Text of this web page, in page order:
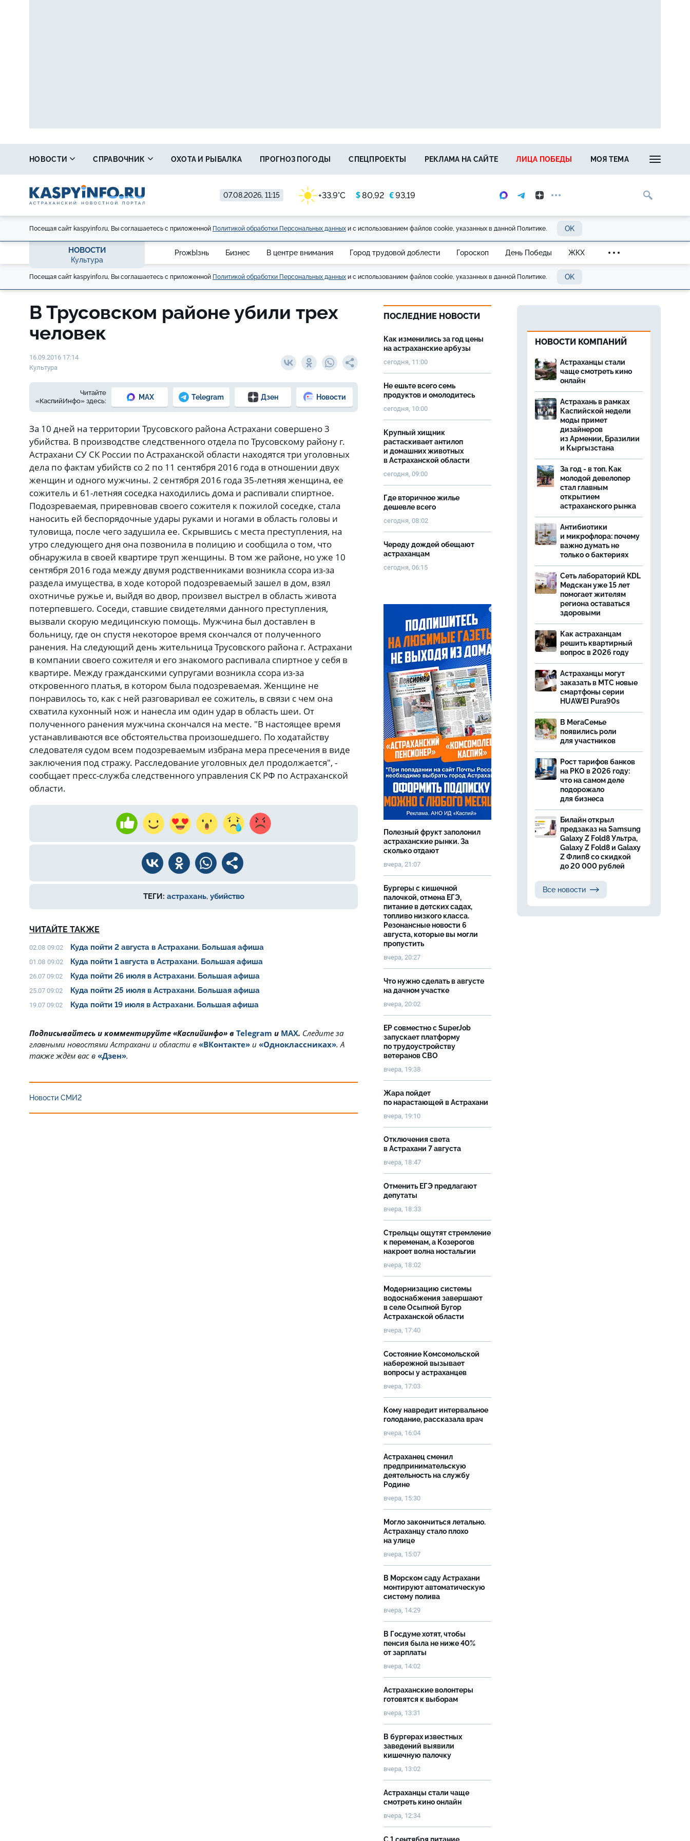
07.08.2026, 11:15 +33.9°C $80,92 €93,19
НОВОСТИ СПРАВОЧНИК ОХОТА И РЫБАЛКА ПРОГНОЗ ПОГОДЫ СПЕЦПРОЕКТЫ РЕКЛАМА НА САЙТЕ ЛИЦА ПОБЕДЫ МОЯ ТЕМА
Посещая сайт kaspyinfo.ru, Вы соглашаетесь с приложенной Политикой обработки Персональных данных и с использованием файлов cookie, указанных в данной Политике. OK
НОВОСТИ
Культура
ProжЫзнь Бизнес В центре внимания Город трудовой доблести Гороскоп День Победы ЖКХ
Посещая сайт kaspyinfo.ru, Вы соглашаетесь с приложенной Политикой обработки Персональных данных и с использованием файлов cookie, указанных в данной Политике. OK
В Трусовском районе убили трех
человек
16.09.2016 17:14
Культура
Читайте
«КаспийИнфо» здесь:
MAX Telegram Дзен Новости
За 10 дней на территории Трусовского района Астрахани совершено 3
убийства. В производстве следственного отдела по Трусовскому району г.
Астрахани СУ СК России по Астраханской области находятся три уголовных
дела по фактам убийств со 2 по 11 сентября 2016 года в отношении двух
женщин и одного мужчины. 2 сентября 2016 года 35-летняя женщина, ее
сожитель и 61-летняя соседка находились дома и распивали спиртное.
Подозреваемая, приревновав своего сожителя к пожилой соседке, стала
наносить ей беспорядочные удары руками и ногами в область головы и
туловища, после чего задушила ее. Скрывшись с места преступления, на
утро следующего дня она позвонила в полицию и сообщила о том, что
обнаружила в своей квартире труп женщины. В том же районе, но уже 10
сентября 2016 года между двумя родственниками возникла ссора из-за
раздела имущества, в ходе которой подозреваемый зашел в дом, взял
охотничье ружье и, выйдя во двор, произвел выстрел в область живота
потерпевшего. Соседи, ставшие свидетелями данного преступления,
вызвали скорую медицинскую помощь. Мужчина был доставлен в
больницу, где он спустя некоторое время скончался от полученного
ранения. На следующий день жительница Трусовского района г. Астрахани
в компании своего сожителя и его знакомого распивала спиртное у себя в
квартире. Между гражданскими супругами возникла ссора из-за
откровенного платья, в котором была подозреваемая. Женщине не
понравилось то, как с ней разговаривал ее сожитель, в связи с чем она
схватила кухонный нож и нанесла им один удар в область шеи. От
полученного ранения мужчина скончался на месте. "В настоящее время
устанавливаются все обстоятельства произошедшего. По ходатайству
следователя судом всем подозреваемым избрана мера пресечения в виде
заключения под стражу. Расследование уголовных дел продолжается", -
сообщает пресс-служба следственного управления СК РФ по Астраханской
области.
ТЕГИ: астрахань, убийство
ЧИТАЙТЕ ТАКЖЕ
02.08 09:02 Куда пойти 2 августа в Астрахани. Большая афиша
01.08 09:02 Куда пойти 1 августа в Астрахани. Большая афиша
26.07 09:02 Куда пойти 26 июля в Астрахани. Большая афиша
25.07 09:02 Куда пойти 25 июля в Астрахани. Большая афиша
19.07 09:02 Куда пойти 19 июля в Астрахани. Большая афиша
Подписывайтесь и комментируйте «Каспийинфо» в Telegram и MAX. Cледите за
главными новостями Астрахани и области в «ВКонтакте» и «Одноклассниках». А
также ждём вас в «Дзен».
Новости СМИ2
ПОСЛЕДНИЕ НОВОСТИ
Как изменились за год цены
на астраханские арбузы
сегодня, 11:00
Не ешьте всего семь
продуктов и омолодитесь
сегодня, 10:00
Крупный хищник
растаскивает антилоп
и домашних животных
в Астраханской области
сегодня, 09:00
Где вторичное жилье
дешевле всего
сегодня, 08:02
Череду дождей обещают
астраханцам
сегодня, 06:15
Полезный фрукт заполонил
астраханские рынки. За
сколько отдают
вчера, 21:07
Бургеры с кишечной
палочкой, отмена ЕГЭ,
питание в детских садах,
топливо низкого класса.
Резонансные новости 6
августа, которые вы могли
пропустить
вчера, 20:27
Что нужно сделать в августе
на дачном участке
вчера, 20:02
ЕР совместно с SuperJob
запускает платформу
по трудоустройству
ветеранов СВО
вчера, 19:38
Жара пойдет
по нарастающей в Астрахани
вчера, 19:10
Отключения света
в Астрахани 7 августа
вчера, 18:47
Отменить ЕГЭ предлагают
депутаты
вчера, 18:33
Стрельцы ощутят стремление
к переменам, а Козерогов
накроет волна ностальгии
вчера, 18:02
Модернизацию системы
водоснабжения завершают
в селе Осыпной Бугор
Астраханской области
вчера, 17:40
Состояние Комсомольской
набережной вызывает
вопросы у астраханцев
вчера, 17:03
Кому навредит интервальное
голодание, рассказала врач
вчера, 16:04
Астраханец сменил
предпринимательскую
деятельность на службу
Родине
вчера, 15:30
Могло закончиться летально.
Астраханцу стало плохо
на улице
вчера, 15:07
В Морском саду Астрахани
монтируют автоматическую
систему полива
вчера, 14:29
В Госдуме хотят, чтобы
пенсия была не ниже 40%
от зарплаты
вчера, 14:02
Астраханские волонтеры
готовятся к выборам
вчера, 13:31
В бургерах известных
заведений выявили
кишечную палочку
вчера, 13:02
Астраханцы стали чаще
смотреть кино онлайн
вчера, 12:34
НОВОСТИ КОМПАНИЙ
Астраханцы стали
чаще смотреть кино
онлайн
Астрахань в рамках
Каспийской недели
моды примет
дизайнеров
из Армении, Бразилии
и Кыргызстана
За год - в топ. Как
молодой девелопер
стал главным
открытием
астраханского рынка
Антибиотики
и микрофлора: почему
важно думать не
только о бактериях
Сеть лабораторий KDL
Медскан уже 15 лет
помогает жителям
региона оставаться
здоровыми
Как астраханцам
решить квартирный
вопрос в 2026 году
Астраханцы могут
заказать в МТС новые
смартфоны серии
HUAWEI Pura90s
В МегаСемье
появились роли
для участников
Рост тарифов банков
на РКО в 2026 году:
что на самом деле
подорожало
для бизнеса
Билайн открыл
предзаказ на Samsung
Galaxy Z Fold8 Ультра,
Galaxy Z Fold8 и Galaxy
Z Флип8 со скидкой
до 20 000 рублей
Все новости